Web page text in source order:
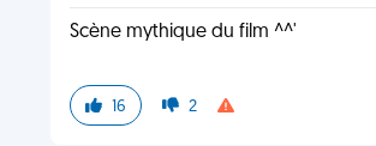
Scène mythique du film ^^'
16 2